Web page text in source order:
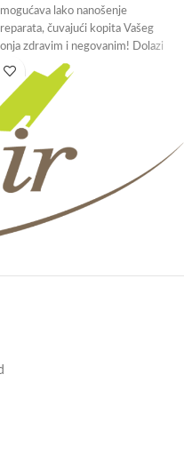
lako nanošenje
čuvajući kopita Vašeg
zdravim i negovanim! Dolazi
sa poklopcem specijalnog